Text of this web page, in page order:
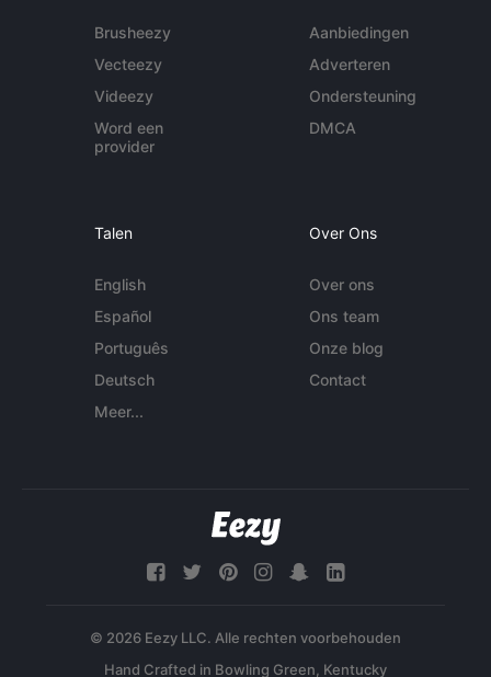
Brusheezy
Vecteezy
Videezy
Word een
provider
Aanbiedingen
Adverteren
Ondersteuning
DMCA
Talen
English
Español
Português
Deutsch
Meer...
Over Ons
Over ons
Ons team
Onze blog
Contact
© 2026 Eezy LLC. Alle rechten voorbehouden